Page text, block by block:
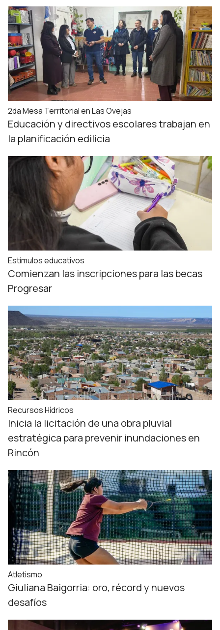
2da Mesa Territorial en Las Ovejas
Educación y directivos escolares trabajan en
la planificación edilicia
Estímulos educativos
Comienzan las inscripciones para las becas
Progresar
Recursos Hídricos
Inicia la licitación de una obra pluvial
estratégica para prevenir inundaciones en
Rincón
Atletismo
Giuliana Baigorria: oro, récord y nuevos
desafíos